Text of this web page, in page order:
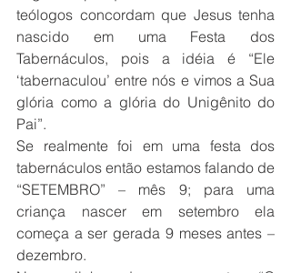
teólogos concordam que Jesus tenha
nascido em uma Festa dos
Tabernáculos, pois a idéia é “Ele
‘tabernaculou’ entre nós e vimos a Sua
glória como a glória do Unigênito do
Pai”.
Se realmente foi em uma festa dos
tabernáculos então estamos falando de
“SETEMBRO” – mês 9; para uma
criança nascer em setembro ela
começa a ser gerada 9 meses antes –
dezembro.